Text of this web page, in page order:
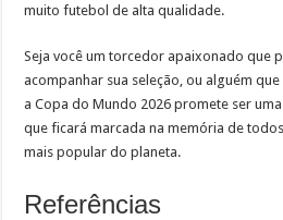
muito futebol de alta qualidade.
Seja você um torcedor apaixonado que
acompanhar sua seleção, ou alguém
a Copa do Mundo 2026 promete ser
que ficará marcada na memória de
mais popular do planeta.
Referências